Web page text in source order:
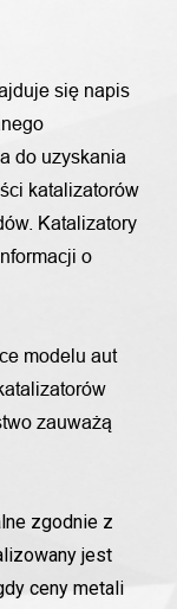
się napis
do uzyskania
katalizatorów
Katalizatory
o
modelu aut
zauważą
zgodnie z
jest
ceny metali